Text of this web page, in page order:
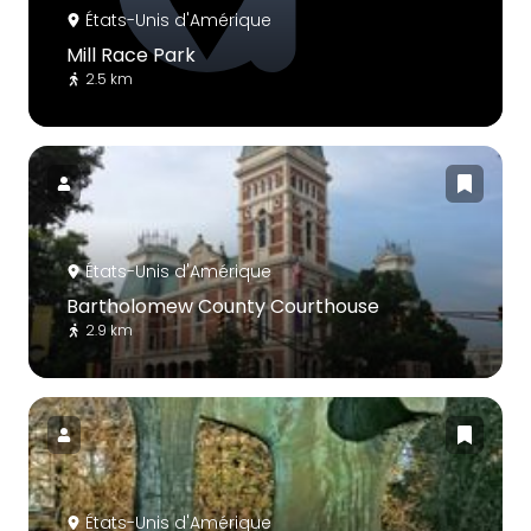
États-Unis d'Amérique
Mill Race Park
2.5 km
États-Unis d'Amérique
Bartholomew County Courthouse
2.9 km
États-Unis d'Amérique